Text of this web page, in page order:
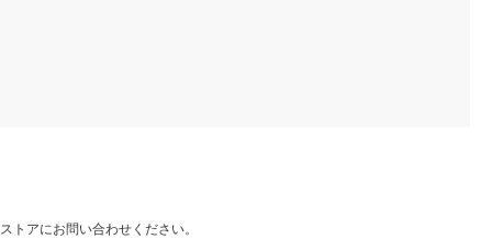
トアにお問い合わせください。